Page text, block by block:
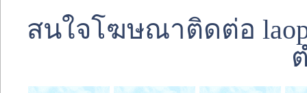
สนใจโฆษณาติดต่อ